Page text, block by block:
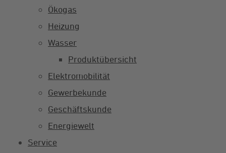
Ökogas
Heizung
Wasser
Produktübersicht
Elektromobilität
Gewerbekunde
Geschäftskunde
Energiewelt
Service